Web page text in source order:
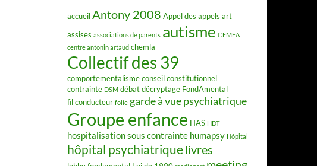
accueilAntony 2008 Appel des appels art
assises associations de parents autisme CEMEA
centre antonin artaud chemla
Collectif des 39
comportementalismeconseil constitutionnel
contrainte DSM débatdécryptage FondAmental
fil conducteur folie garde à vue psychiatrique
Groupe enfance HAS HDT
hospitalisation sous contrainte humapsy Hôpital
hôpital psychiatriquelivres